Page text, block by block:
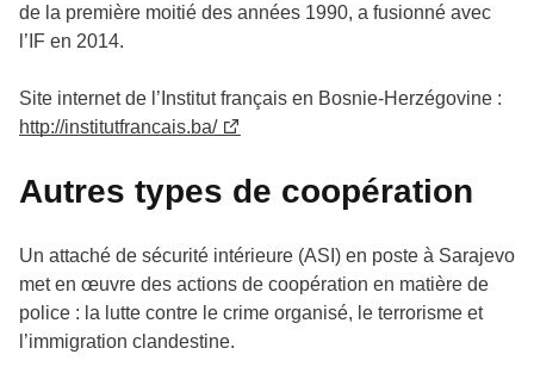
de la première moitié des années 1990, a fusionné avec
l’IF en 2014.
Site internet de l’Institut français en Bosnie-Herzégovine :
http://institutfrancais.ba/
Autres types de coopération
Un attaché de sécurité intérieure (ASI) en poste à Sarajevo
met en œuvre des actions de coopération en matière de
police : la lutte contre le crime organisé, le terrorisme et
l’immigration clandestine.